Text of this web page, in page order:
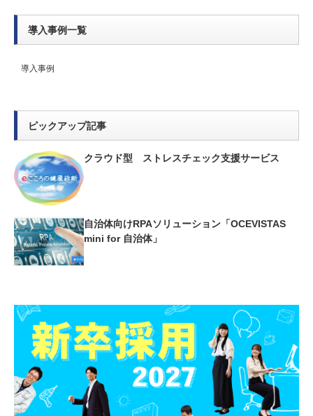
導入事例一覧
導入事例
ピックアップ記事
クラウド型 ストレスチェック支援サービス
自治体向けRPAソリューション「OCEVISTAS
mini for 自治体」